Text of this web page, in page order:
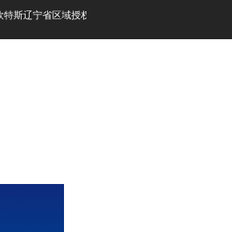
宁省区域授权经销商及辽宁省区域售后维修唯一